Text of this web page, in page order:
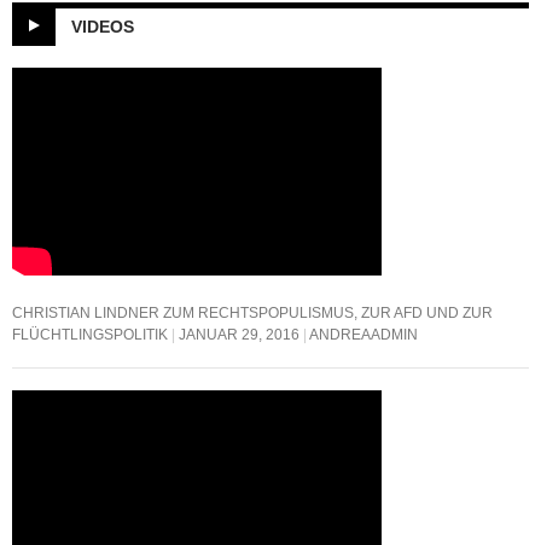
VIDEOS
CHRISTIAN LINDNER ZUM RECHTSPOPULISMUS, ZUR AFD UND ZUR
FLÜCHTLINGSPOLITIK
JANUAR 29, 2016 ANDREAADMIN